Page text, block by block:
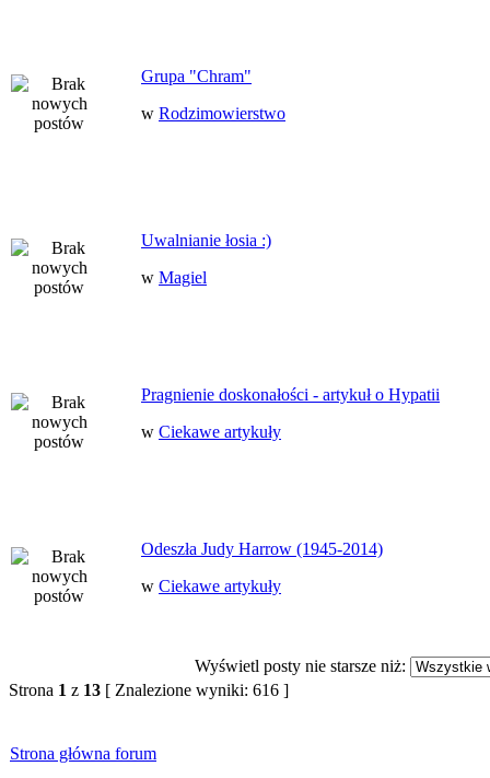
Grupa "Chram"
w Rodzimowierstwo
Uwalnianie łosia :)
w Magiel
Pragnienie doskonałości - artykuł o Hypatii
w Ciekawe artykuły
Odeszła Judy Harrow (1945-2014)
w Ciekawe artykuły
Wyświetl posty nie starsze niż:
Strona 1 z 13 [ Znalezione wyniki: 616 ]
Strona główna forum